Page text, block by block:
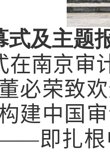
式及主题
在南京审
必荣致
建中国
即扎根